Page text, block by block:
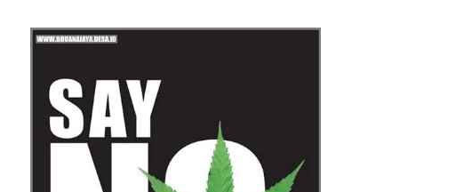
Sunatan Massal dan Santunan Anak